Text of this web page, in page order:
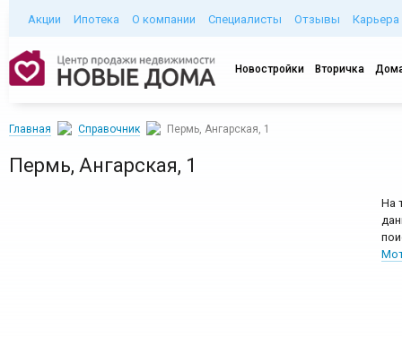
Акции Ипотека О компании Специалисты Отзывы Карьера
Новостройки Вторичка
Главная Справочник Пермь, Ангарская, 1
Пермь, Ангарская, 1
На